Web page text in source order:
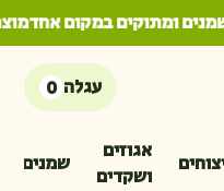
ומתוקים במקום אחד
אגוזים
ושקדים
שמנים
עגלה 0